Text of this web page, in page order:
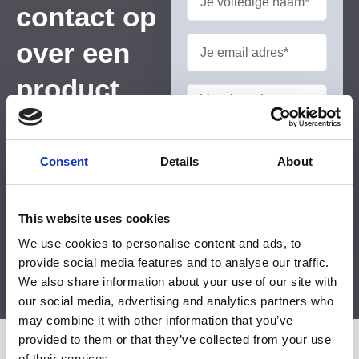
Consent Details About
This website uses cookies
We use cookies to personalise content and ads, to
provide social media features and to analyse our traffic.
We also share information about your use of our site with
our social media, advertising and analytics partners who
may combine it with other information that you’ve
provided to them or that they’ve collected from your use
contact op
over een
product
Voor meer informatie over
gegevens in en we nemen